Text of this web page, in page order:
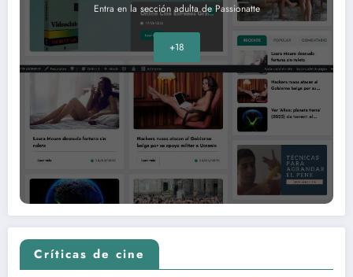
Entra en la sección adulta de Passionatte
+18
Críticas de cine